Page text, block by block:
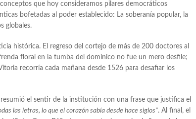
que hoy consideramos pilares democráticos
bofetadas al poder establecido: La soberanía popular, la
globales.
histórica. El regreso del cortejo de más de 200 doctores al
floral en la tumba del dominico no fue un mero desfile;
recorría cada mañana desde 1526 para desafiar los
el sentir de la institución con una frase que justifica el
las letras, lo que el corazón sabía desde hace siglos”. Al final, el